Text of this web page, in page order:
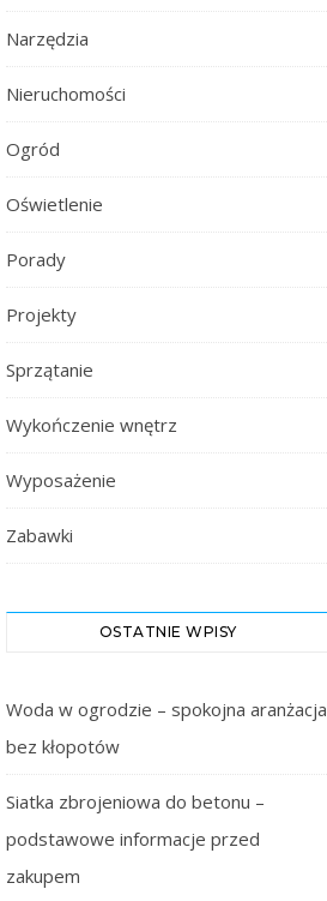
Narzędzia
Nieruchomości
Ogród
Oświetlenie
Porady
Projekty
Sprzątanie
Wykończenie wnętrz
Wyposażenie
Zabawki
OSTATNIE WPISY
Woda w ogrodzie – spokojna aranżacja
bez kłopotów
Siatka zbrojeniowa do betonu –
podstawowe informacje przed
zakupem